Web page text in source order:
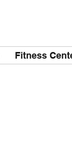
Fitness